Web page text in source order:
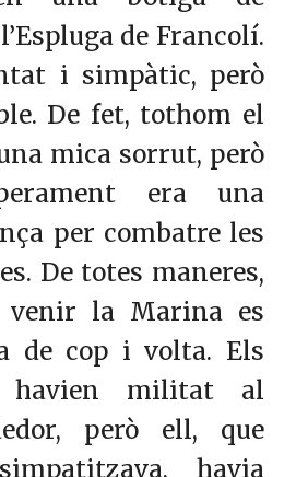
de Francolí.
i simpàtic, però
De fet, tothom el
mica sorrut, però
era una
per combatre les
De totes maneres,
venir la Marina es
de cop i volta. Els
havien militat al
però ell, que
havia